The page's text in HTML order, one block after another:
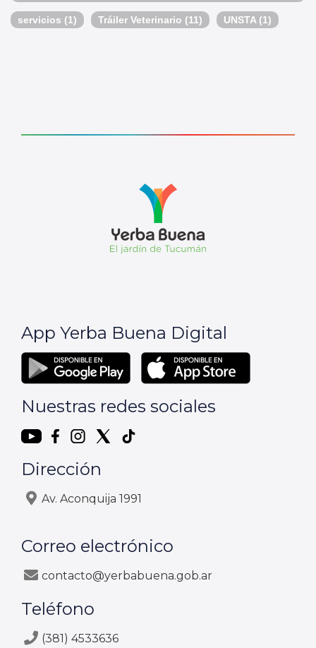
servicios (1) Tráiler Veterinario (11) UNSTA (1)
App Yerba Buena Digital
Nuestras redes sociales
Dirección
Av. Aconquija 1991
Correo electrónico
contacto@yerbabuena.gob.ar
Teléfono
(381) 4533636